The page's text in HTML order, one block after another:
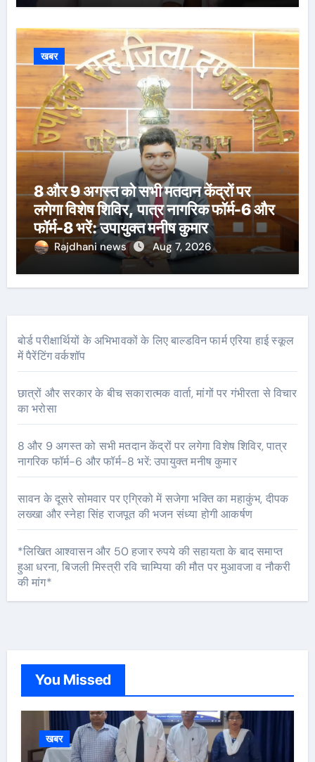
खबर
8 और 9 अगस्त को सभी मतदान केंद्रों पर
लगेगा विशेष शिविर, पात्र नागरिक फॉर्म-6 और
फॉर्म-8 भरें: उपायुक्त मनीष कुमार
Rajdhani news Aug 7, 2026
बोर्ड परीक्षार्थियों के अभिभावकों के लिए बाल्डविन फार्म एरिया हाई स्कूल
में पैरेंटिंग वर्कशॉप
छात्रों और सरकार के बीच सकारात्मक वार्ता, मांगों पर गंभीरता से विचार
का भरोसा
8 और 9 अगस्त को सभी मतदान केंद्रों पर लगेगा विशेष शिविर, पात्र
नागरिक फॉर्म-6 और फॉर्म-8 भरें: उपायुक्त मनीष कुमार
सावन के दूसरे सोमवार पर एग्रिको में सजेगा भक्ति का महाकुंभ, दीपक
लख्खा और स्नेहा सिंह राजपूत की भजन संध्या होगी आकर्षण
*लिखित आश्वासन और 50 हजार रुपये की सहायता के बाद समाप्त
हुआ धरना, बिजली मिस्त्री रवि चाम्पिया की मौत पर मुआवजा व नौकरी
की मांग*
You Missed
खबर